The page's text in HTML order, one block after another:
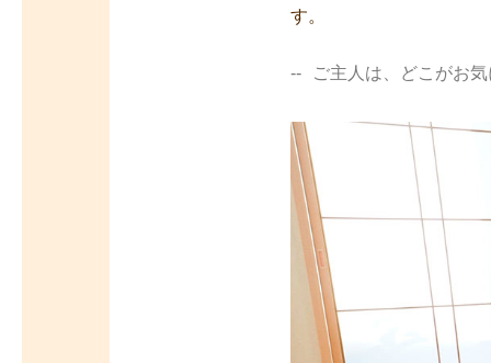
す。
ご主人は、どこがお